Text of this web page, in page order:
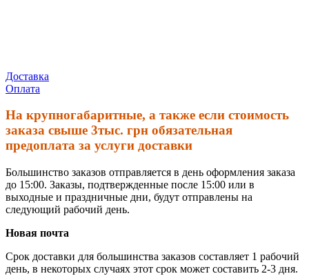
Доставка
Оплата
На крупногабаритные, а также если стоимость
заказа свыше 3тыс. грн обязательная
предоплата за услуги доставки
Большинство заказов отправляется в день оформления заказа
до 15:00. Заказы, подтвержденные после 15:00 или в
выходные и праздничные дни, будут отправлены на
следующий рабочий день.
Новая почта
Срок доставки для большинства заказов составляет 1 рабочий
день, в некоторых случаях этот срок может составить 2-3 дня.